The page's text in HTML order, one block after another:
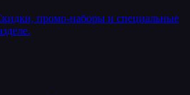
промо-наборы и специальные